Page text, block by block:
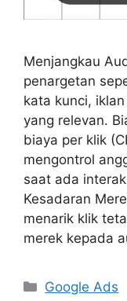
Menjangkau
penargetan
kata kunci,
yang relevan.
biaya per klik
mengontrol
saat ada
Kesadaran
menarik klik
merek kepada
Google Ads